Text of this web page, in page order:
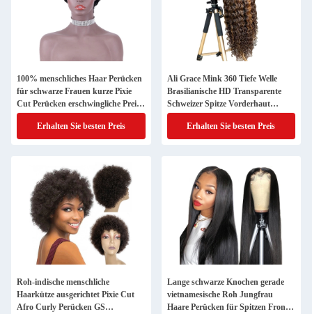
100% menschliches Haar Perücken
für schwarze Frauen kurze Pixie
Cut Perücken erschwingliche Preise
verkaufen
Erhalten Sie besten Preis
Ali Grace Mink 360 Tiefe Welle
Brasilianische HD Transparente
Schweizer Spitze Vorderhaut
ausgerichtet Roh Damen
menschliches Haar Wi
Erhalten Sie besten Preis
Roh-indische menschliche
Haarkütze ausgerichtet Pixie Cut
Afro Curly Perücken GS
Lange schwarze Knochen gerade
vietnamesische Roh Jungfrau
Haare Perücken für Spitzen Front